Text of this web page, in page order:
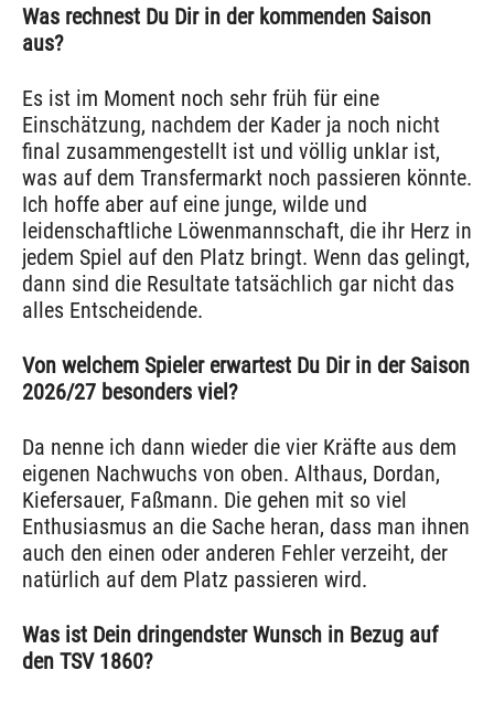
Was rechnest Du Dir in der kommenden Saison
aus?
Es ist im Moment noch sehr früh für eine
Einschätzung, nachdem der Kader ja noch nicht
final zusammengestellt ist und völlig unklar ist,
was auf dem Transfermarkt noch passieren könnte.
Ich hoffe aber auf eine junge, wilde und
leidenschaftliche Löwenmannschaft, die ihr Herz in
jedem Spiel auf den Platz bringt. Wenn das gelingt,
dann sind die Resultate tatsächlich gar nicht das
alles Entscheidende.
Von welchem Spieler erwartest Du Dir in der Saison
2026/27 besonders viel?
Da nenne ich dann wieder die vier Kräfte aus dem
eigenen Nachwuchs von oben. Althaus, Dordan,
Kiefersauer, Faßmann. Die gehen mit so viel
Enthusiasmus an die Sache heran, dass man ihnen
auch den einen oder anderen Fehler verzeiht, der
natürlich auf dem Platz passieren wird.
Was ist Dein dringendster Wunsch in Bezug auf
den TSV 1860?